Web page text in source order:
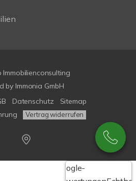
by Immonia GmbH
Datenschutz
Sitemap
Vertrag widerrufen
Google-